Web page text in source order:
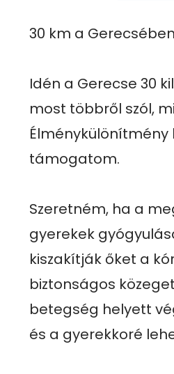
30 km a
Idén a Gerecse 30
most többről szól,
támogatom.
Szeretném, ha a
gyerekek
kiszakítják őket a
biztonságos
betegség helyett
és a gyerekkoré